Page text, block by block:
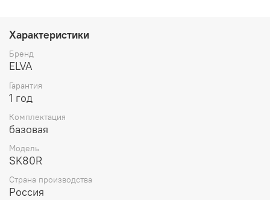
Диаметр колеса: 80 мм
Ширина колеса: 30 мм
Материал колеса: каучук
Длина платформы: 620 мм
Оптимальный вес спортсмена: до 90 кг
Характеристики
Бренд
ELVA
Гарантия
1 год
Комплектация
базовая
Модель
SK80R
Страна производства
Россия